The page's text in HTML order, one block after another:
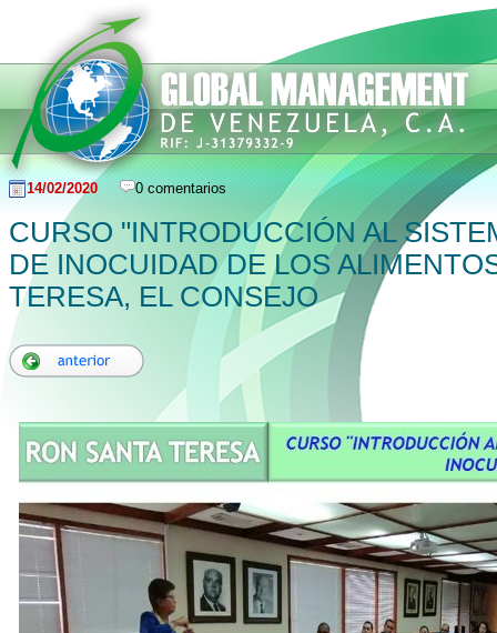
14/02/2020 0 comentarios
CURSO "INTRODUCCIÓN AL
DE INOCUIDAD DE LOS
TERESA, EL CONSEJO